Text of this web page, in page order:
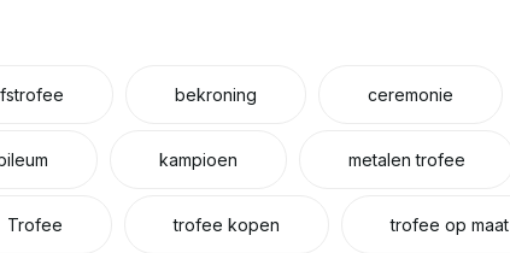
bekroning ceremonie
kampioen metalen trofee
Trofee trofee kopen trofee op maat